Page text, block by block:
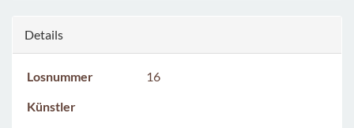
Details
Losnummer
16
Künstler